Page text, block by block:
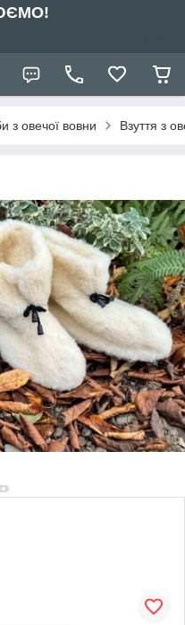
з овечої вовни Взуття з